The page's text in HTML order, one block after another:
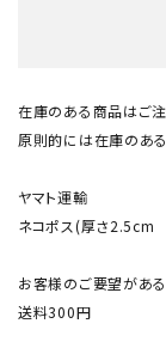
在庫のある商品はご
原則的には在庫のあ
ヤマト運輸
ネコポス(厚さ2.5cm
お客様のご要望があ
送料300円